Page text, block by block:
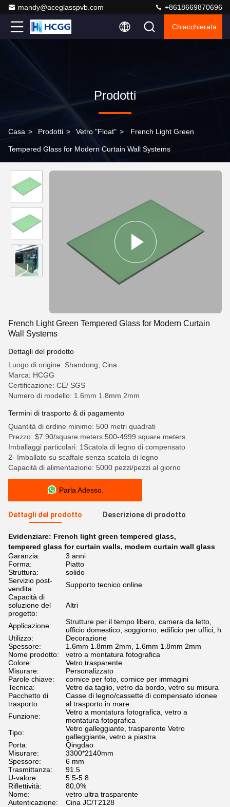
mandy@aceglasspvb.com +8618669870696
Chiacchierata
Prodotti
Casa > Prodotti > Vetro "float" > French Light Green
Tempered Glass for Modern Curtain Wall Systems
French Light Green Tempered Glass for Modern Curtain
Wall Systems
Dettagli del prodotto
Luogo di origine: Shandong, Cina
Marca: HCGG
Certificazione: CE/ SGS
Numero di modello: 1.6mm 1.8mm 2mm
Termini di trasporto & di pagamento
Quantità di ordine minimo: 500 metri quadrati
Prezzo: $7.90/square meters 500-4999 square meters
Imballaggi particolari: 1Scatola di legno di compensato
2- Imballato su scaffale senza scatola di legno
Capacità di alimentazione: 5000 pezzi/pezzi al giorno
Parla Adesso.
Dettagli del prodotto Descrizione di prodotto
Evidenziare: French light green tempered glass,
tempered glass for curtain walls, modern curtain wall glass
Garanzia:
3 anni
Forma:
Piatto
Struttura:
solido
Servizio post-
vendita:
Supporto tecnico online
Capacità di
soluzione del
progetto:
Altri
Applicazione:
Strutture per il tempo libero, camera da letto,
ufficio domestico, soggiorno, edificio per uffici, h
Utilizzo:
Decorazione
Spessore:
1.6mm 1.8mm 2mm, 1.6mm 1.8mm 2mm
Nome prodotto:
vetro a montatura fotografica
Colore:
Vetro trasparente
Misurare:
Personalizzato
Parole chiave:
cornice per foto, cornice per immagini
Tecnica:
Vetro da taglio, vetro da bordo, vetro su misura
Pacchetto di
trasporto:
Casse di legno/cassette di compensato idonee
al trasporto in mare
Funzione:
Vetro a montatura fotografica, vetro a
montatura fotografica
Tipo:
Vetro galleggiante, trasparente Vetro
galleggiante, vetro a piastra
Porta:
Qingdao
Misurare:
3300*2140mm
Spessore:
6 mm
Trasmittanza:
91.5
U-valore:
5.5-5.8
Riflettività:
80,0%
Nome:
vetro ultra trasparente
Autenticazione:
Cina JC/T2128